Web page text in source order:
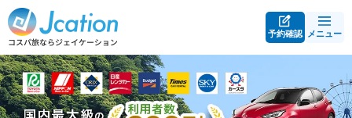
予約確認 メニュー